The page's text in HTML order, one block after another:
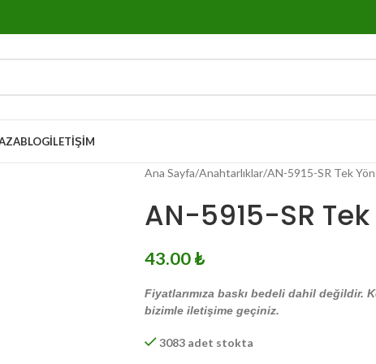
BLOGİLETIŞIM
Ana Sayfa Anahtarlıklar AN-5915-SR Tek
AN-5915-SR
43.00₺
Fiyatlarımıza baskı bedeli dahil
bizimle iletişime geçiniz.
3083 adet stokta